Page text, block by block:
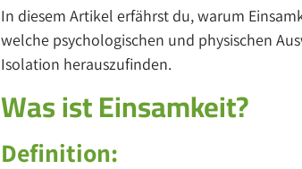
In diesem Artikel erfährst du, warum
welche psychologischen und physischen
Isolation herauszufinden.
Was ist Einsamkeit?
Definition: